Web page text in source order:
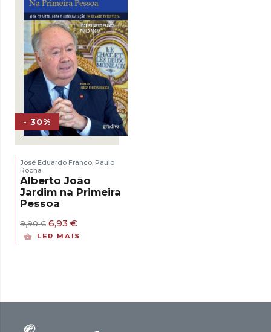
- 30%
José Eduardo Franco Paulo
Rocha
Alberto João
Jardim na Primeira
Pessoa
9,90€ O
preço
6,93 €
preço
LER MAIS